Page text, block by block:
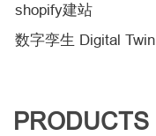
shopify建站
数字孪生 Digital Twin
PRODUCTS